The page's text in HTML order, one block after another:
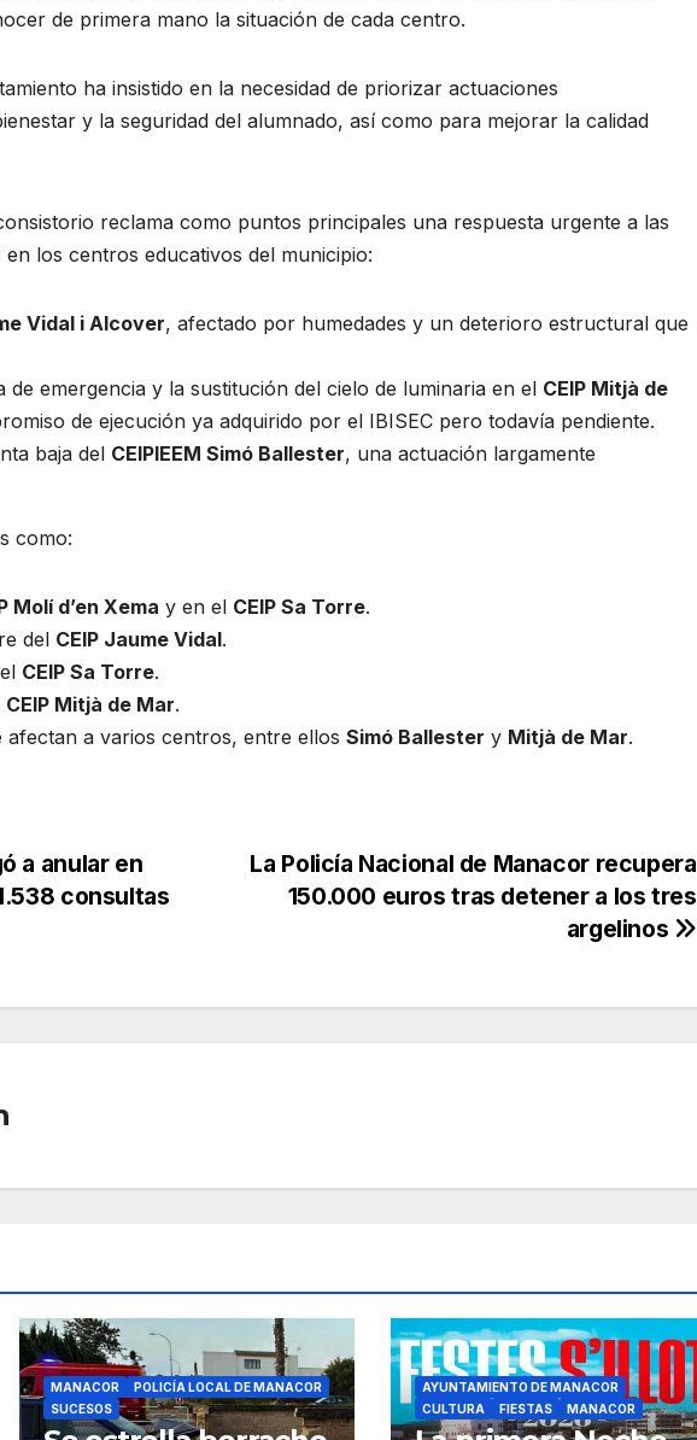
de primera mano la situación de cada centro.
ha insistido en la necesidad de priorizar actuaciones
y la seguridad del alumnado, así como para mejorar la calidad
reclama como puntos principales una respuesta urgente a las
los centros educativos del municipio:
Vidal i Alcover, afectado por humedades y un deterioro estructural que
emergencia y la sustitución del cielo de luminaria en el CEIP Mitjà de
de ejecución ya adquirido por el IBISEC pero todavía pendiente.
baja del CEIPIEEM Simó Ballester, una actuación largamente
como:
Molí d’en Xema y en el CEIP Sa Torre.
del CEIP Jaume Vidal.
CEIP Sa Torre.
CEIP Mitjà de Mar.
afectan a varios centros, entre ellos Simó Ballester y Mitjà de Mar.
La Policía Nacional de Manacor recupera
150.000 euros tras detener a los tres
argelinos
a anular en
consultas
MANACOR
POLICÍA LOCAL DE MANACOR
SUCESOS
AYUNTAMIENTO DE MANACOR
CULTURA
FIESTAS MANACOR